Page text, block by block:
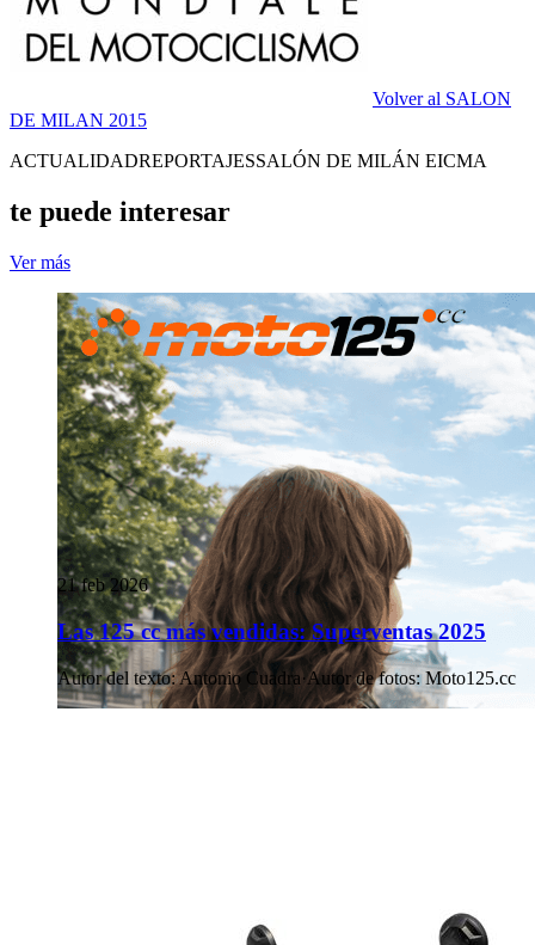
Volver al SALON
DE MILAN 2015
ACTUALIDADREPORTAJESSALÓN DE MILÁN EICMA
te puede interesar
Ver más
21 feb 2026
Las 125 cc más vendidas: Superventas 2025
Autor del texto:Antonio Cuadra·Autor de fotos: Moto125.cc